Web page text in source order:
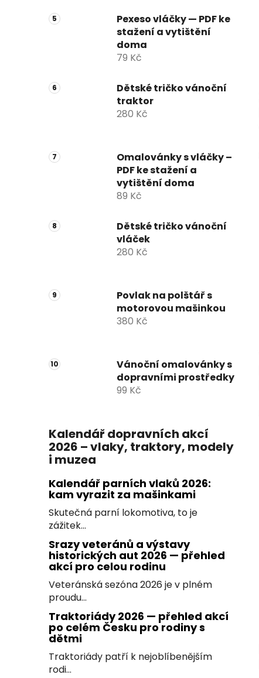
Pexeso vláčky — PDF ke
stažení a vytištění
doma
79 Kč
Dětské tričko vánoční
traktor
280 Kč
Omalovánky s vláčky –
PDF ke stažení a
vytištění doma
89 Kč
Dětské tričko vánoční
vláček
280 Kč
Povlak na polštář s
motorovou mašinkou
380 Kč
Vánoční omalovánky s
dopravními prostředky
99 Kč
Kalendář dopravních akcí
2026 – vlaky, traktory, modely
i muzea
Kalendář parních vlaků 2026:
kam vyrazit za mašinkami
Skutečná parní lokomotiva, to je
zážitek...
Srazy veteránů a výstavy
historických aut 2026 — přehled
akcí pro celou rodinu
Veteránská sezóna 2026 je v plném
proudu...
Traktoriády 2026 — přehled akcí
po celém Česku pro rodiny s
dětmi
Traktoriády patří k nejoblíbenějším
rodi...